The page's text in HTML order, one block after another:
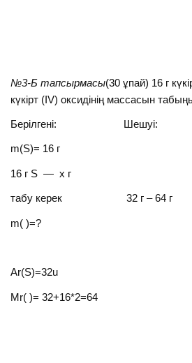
№3-Б тапсырмасы(30 ұпай) 16 г
күкірт (IV) оксидінің массасын
Берілгені: Шешуі:
m(S)= 16 г
16 г S — х г
табу керек 32 г – 64 г
m( )=?
Ar(S)=32u
Mr( )= 32+16*2=64